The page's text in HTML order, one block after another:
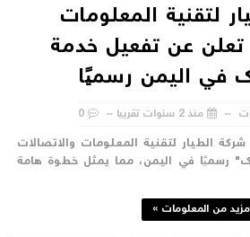
لتقنية المعلومات
عن تفعيل خدمة
في اليمن رسميًا
منذ 2 سنوات تقريبا 0
لتقنية المعلومات والاتصالات
في اليمن، مما يمثل خطوة هامة
من المعلومات »